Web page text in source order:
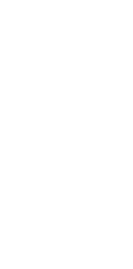
T6 Menge